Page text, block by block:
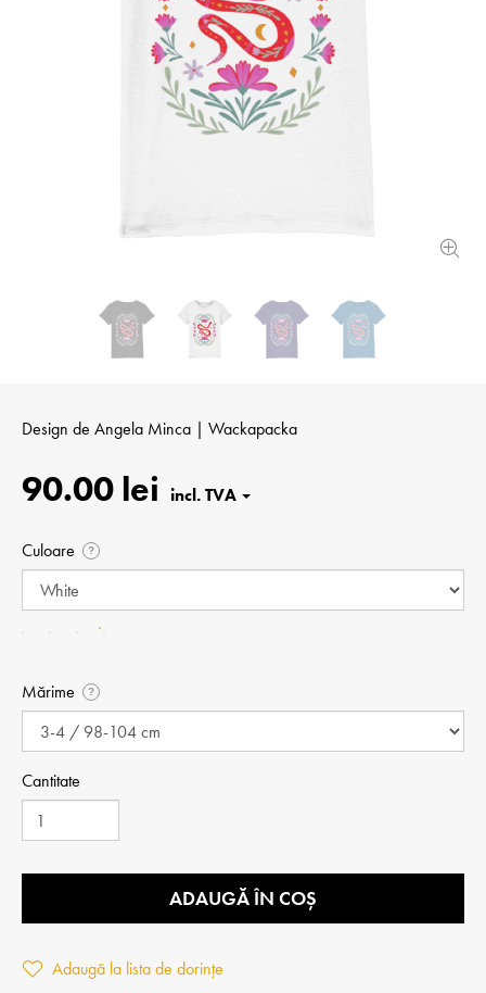
Design de Angela Minca | Wackapacka
90.00 lei
Culoare ?
Mărime ?
Cantitate
ADAUGĂ ÎN COȘ
Adaugă la lista de dorințe